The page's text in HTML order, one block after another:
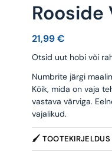
Rooside
21,99€
Otsid uut hobi või
Numbrite järgi
Kõik, mida on vaja
vastava värviga.
vajalikud.
🖌️ TOOTEKIRJELDUS